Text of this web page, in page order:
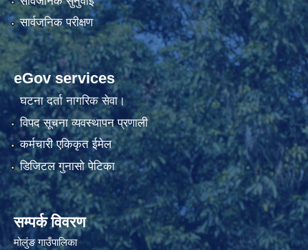
सार्वजनिक परीक्षण
eGov services
घटना दर्ता नागरिक सेवा।
विपद सूचना व्यवस्थापन प्रणाली
कर्मचारी एकिकृत ईमेल
डिजिटल गुनासो पेटिका
सम्पर्क विवरण
मोलुंङ गाउँपालिका